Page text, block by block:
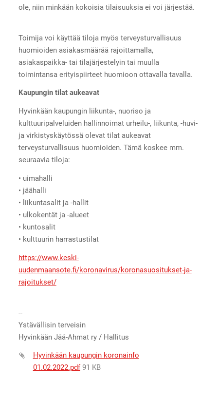
ole, niin minkään kokoisia tilaisuuksia ei voi järjestää.
Toimija voi käyttää tiloja myös terveysturvallisuus
huomioiden asiakasmäärää rajoittamalla,
asiakaspaikka- tai tilajärjestelyin tai muulla
toimintansa erityispiirteet huomioon ottavalla tavalla.
Kaupungin tilat aukeavat
Hyvinkään kaupungin liikunta-, nuoriso ja
kulttuuripalveluiden hallinnoimat urheilu-, liikunta, -huvi-
ja virkistyskäytössä olevat tilat aukeavat
terveysturvallisuus huomioiden. Tämä koskee mm.
seuraavia tiloja:
• uimahalli
• jäähalli
• liikuntasalit ja -hallit
• ulkokentät ja -alueet
• kuntosalit
• kulttuurin harrastustilat
https://www.keski-
uudenmaansote.fi/koronavirus/koronasuositukset-ja-
rajoitukset/
--
Ystävällisin terveisin
Hyvinkään Jää-Ahmat ry / Hallitus
Hyvinkään kaupungin koronainfo
01.02.2022.pdf 91 KB